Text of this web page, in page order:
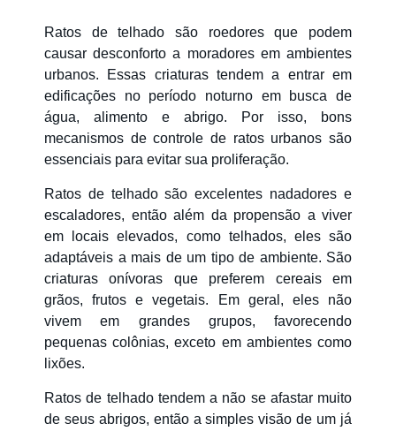
Países
Ratos de telhado são roedores que podem
causar desconforto a moradores em ambientes
urbanos. Essas criaturas tendem a entrar em
edificações no período noturno em busca de
água, alimento e abrigo. Por isso, bons
mecanismos de controle de ratos urbanos são
essenciais para evitar sua proliferação.
Ratos de telhado são excelentes nadadores e
escaladores, então além da propensão a viver
em locais elevados, como telhados, eles são
adaptáveis a mais de um tipo de ambiente. São
criaturas onívoras que preferem cereais em
grãos, frutos e vegetais. Em geral, eles não
vivem em grandes grupos, favorecendo
pequenas colônias, exceto em ambientes como
lixões.
Ratos de telhado tendem a não se afastar muito
de seus abrigos, então a simples visão de um já